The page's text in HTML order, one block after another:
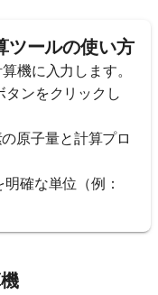
ールの使い方
機に入力します。
ンをクリックし
原子量と計算プロ
確な単位（例：